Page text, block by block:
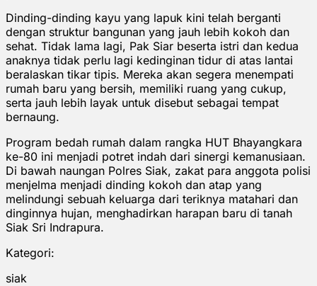
Dinding-dinding kayu yang lapuk kini telah berganti
dengan struktur bangunan yang jauh lebih kokoh dan
sehat. Tidak lama lagi, Pak Siar beserta istri dan kedua
anaknya tidak perlu lagi kedinginan tidur di atas lantai
beralaskan tikar tipis. Mereka akan segera menempati
rumah baru yang bersih, memiliki ruang yang cukup,
serta jauh lebih layak untuk disebut sebagai tempat
bernaung.
Program bedah rumah dalam rangka HUT Bhayangkara
ke-80 ini menjadi potret indah dari sinergi kemanusiaan.
Di bawah naungan Polres Siak, zakat para anggota polisi
menjelma menjadi dinding kokoh dan atap yang
melindungi sebuah keluarga dari teriknya matahari dan
dinginnya hujan, menghadirkan harapan baru di tanah
Siak Sri Indrapura.
Kategori:
siak